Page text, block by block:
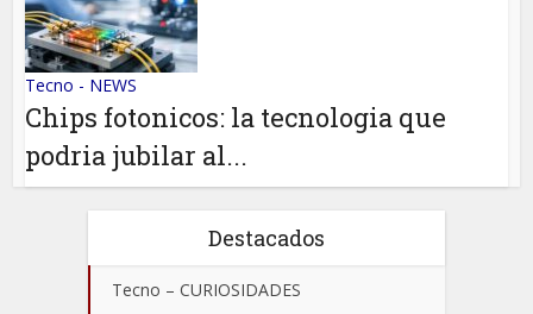
Tecno - NEWS
Chips fotonicos: la tecnologia que
podria jubilar al...
Destacados
Tecno – CURIOSIDADES